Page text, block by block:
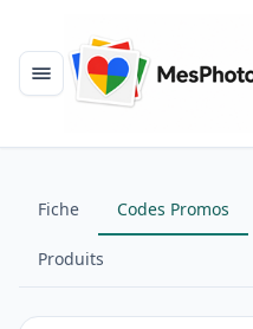
Menu
Fiche Codes Promos
Produits